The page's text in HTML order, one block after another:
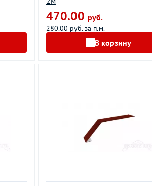
470.00 руб.
280.00 руб. за п.м.
В корзину